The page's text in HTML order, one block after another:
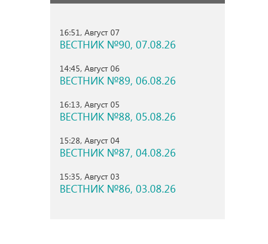
16:51, Август 07
ВЕСТНИК №90, 07.08.26
14:45, Август 06
ВЕСТНИК №89, 06.08.26
16:13, Август 05
ВЕСТНИК №88, 05.08.26
15:28, Август 04
ВЕСТНИК №87, 04.08.26
15:35, Август 03
ВЕСТНИК №86, 03.08.26